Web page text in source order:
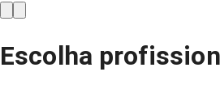
Escolha